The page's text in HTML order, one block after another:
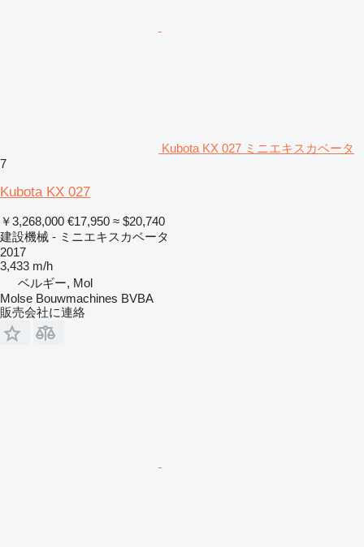
Kubota KX 027 ミニエキスカベータ
7
Kubota KX 027
￥3,268,000 €17,950 ≈ $20,740
建設機械 - ミニエキスカベータ
2017
3,433 m/h
ベルギー, Mol
Molse Bouwmachines BVBA
販売会社に連絡